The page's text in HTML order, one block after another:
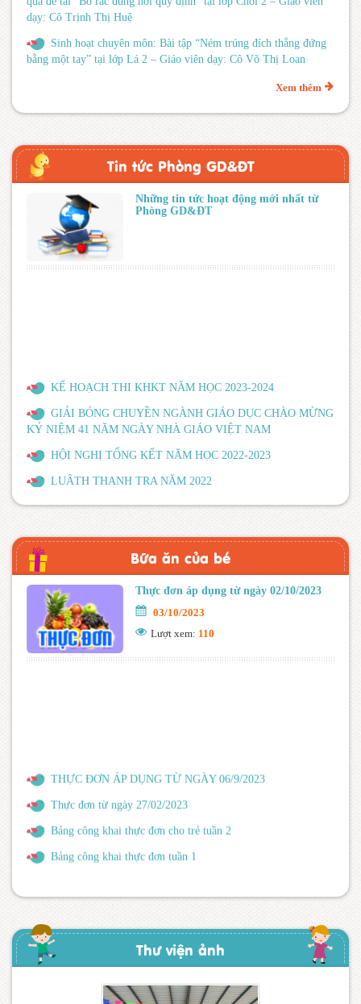
dạy: Cô Trịnh Thị Huệ
Sinh hoạt chuyên môn: Bài tập “Ném trúng đích thẳng đứng
bằng một tay” tại lớp Lá 2 – Giáo viên dạy: Cô Võ Thị Loan
Xem thêm
Tin tức Phòng GD&ĐT
Những tin tức hoạt động mới nhất từ
Phòng GD&ĐT
KẾ HOẠCH THI KHKT NĂM HỌC 2023-2024
GIẢI BÓNG CHUYỀN NGÀNH GIÁO DỤC CHÀO MỪNG
KỶ NIỆM 41 NĂM NGÀY NHÀ GIÁO VIỆT NAM
HỘI NGHỊ TỔNG KẾT NĂM HỌC 2022-2023
LUÂTH THANH TRA NĂM 2022
Quyết định công khai quyết toán thu chi NSNN năm 2022
THỰC HIỆN CÁC KHOẢN THU NĂM HỌC 2022-2023
HƯỚNG DẪN XÉT TỐT NGHIỆP THCS NĂM HỌC 2021-
2022
BÁO CÁO TỔNG KẾT NĂM HỌC 2021-2022
BÁO CÁO CÔNG TÁC XÂY DỰNG CSVC NĂM HỌC
Bữa ăn của bé
Thực đơn áp dụng từ ngày 02/10/2023
03/10/2023
Lượt xem: 110
THỰC ĐƠN ÁP DỤNG TỪ NGÀY 06/9/2023
Thư viện ảnh